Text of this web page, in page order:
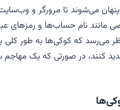
می‌شوند تا مرورگر و
مانند نام حساب‌ها و رمزهای
می‌رسد که کوکی‌ها به طور کلی
کنند، در صورتی که یک مهاجم